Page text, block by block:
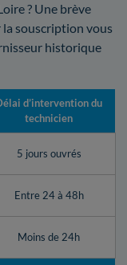
? Une brève
souscription vous
historique
d’intervention du
technicien
5 jours ouvrés
Entre 24 à 48h
Moins de 24h